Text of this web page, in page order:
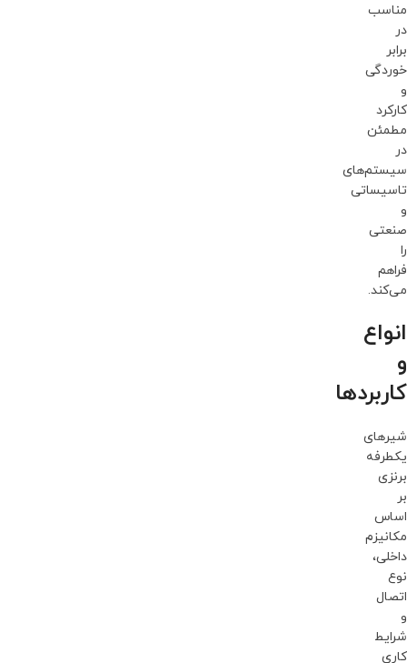
مناسب
در
برابر
خوردگی
و
کارکرد
مطمئن
در
سیستم‌های
تاسیساتی
و
صنعتی
را
فراهم
می‌کند.
انواع
و
کاربردها
شیرهای
یکطرفه
برنزی
بر
اساس
مکانیزم
داخلی،
نوع
اتصال
و
شرایط
کاری